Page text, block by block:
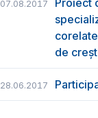
07.08.2017
de
28.06.2017